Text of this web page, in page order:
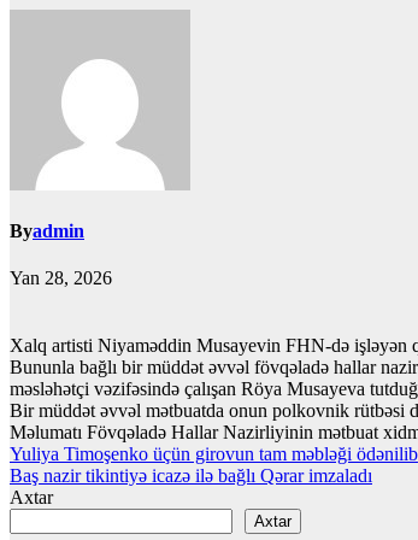
Byadmin
Yan 28, 2026
Xalq artisti Niyaməddin Musayevin FHN-də işləyən
Bununla bağlı bir müddət əvvəl fövqəladə hallar
məsləhətçi vəzifəsində çalışan Röya Musayeva
Bir müddət əvvəl mətbuatda onun polkovnik rütbəsi
Məlumatı Fövqəladə Hallar Nazirliyinin mətbuat
Yazı
naviqasiyası
Yuliya Timoşenko üçün girovun tam məbləği ödənilib
Baş nazir tikintiyə icazə ilə bağlı Qərar imzaladı
Axtar
Axtar